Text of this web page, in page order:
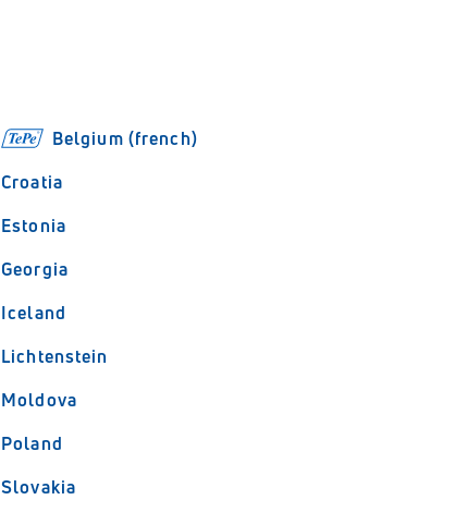
Belgium (french)
Croatia
Estonia
Georgia
Iceland
Lichtenstein
Moldova
Poland
Slovakia